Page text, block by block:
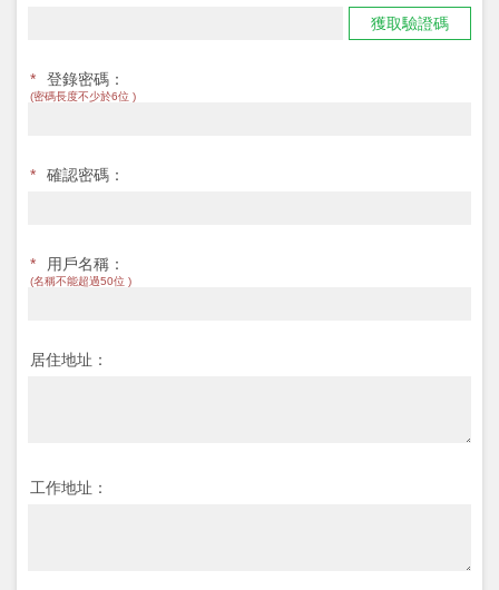
獲取驗證碼
* 登錄密碼：
(密碼長度不少於6位 )
* 確認密碼：
* 用戶名稱：
(名稱不能超過50位 )
居住地址：
工作地址：